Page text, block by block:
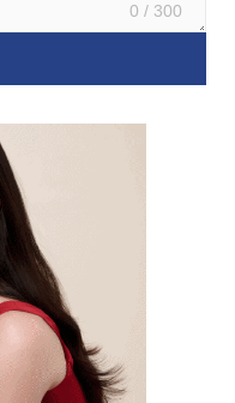
0 / 300